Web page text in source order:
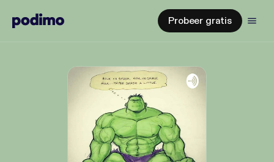
Probeer gratis